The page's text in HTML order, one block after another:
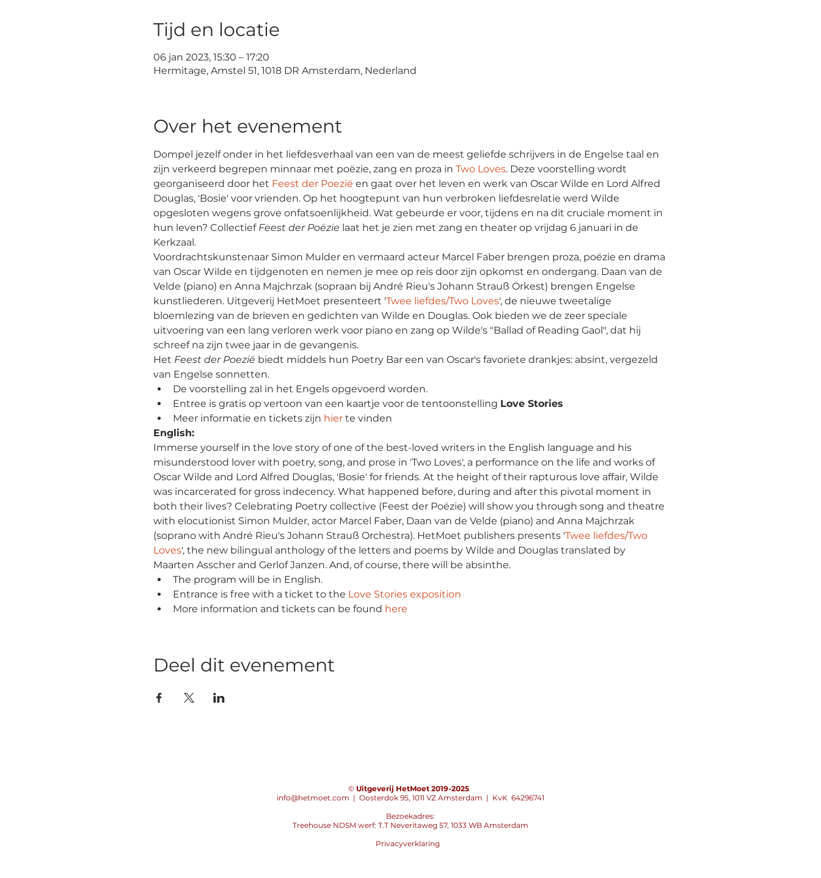
Tijd en locatie
06 jan 2023, 15:30 – 17:20
Hermitage, Amstel 51, 1018 DR Amsterdam, Nederland
Over het evenement
Dompel jezelf onder in het liefdesverhaal van een van de meest geliefde schrijvers in de Engelse taal en
zijn verkeerd begrepen minnaar met poëzie, zang en proza ​​in Two Loves. Deze voorstelling wordt
georganiseerd door het Feest der Poezië en gaat over het leven en werk van Oscar Wilde en Lord Alfred
Douglas, 'Bosie' voor vrienden. Op het hoogtepunt van hun verbroken liefdesrelatie werd Wilde
opgesloten wegens grove onfatsoenlijkheid. Wat gebeurde er voor, tijdens en na dit cruciale moment in
hun leven? Collectief Feest der Poëzie laat het je zien met zang en theater op vrijdag 6 januari in de
Kerkzaal.
Voordrachtskunstenaar Simon Mulder en vermaard acteur Marcel Faber brengen proza, poëzie en drama
van Oscar Wilde en tijdgenoten en nemen je mee op reis door zijn opkomst en ondergang. Daan van de
Velde (piano) en Anna Majchrzak (sopraan bij André Rieu's Johann Strauß Orkest) brengen Engelse
kunstliederen. Uitgeverij HetMoet presenteert 'Twee liefdes/Two Loves', de nieuwe tweetalige
bloemlezing van de brieven en gedichten van Wilde en Douglas. Ook bieden we de zeer speciale
uitvoering van een lang verloren werk voor piano en zang op Wilde's "Ballad of Reading Gaol", dat hij
schreef na zijn twee jaar in de gevangenis.
Het Feest der Poezië biedt middels hun Poetry Bar een van Oscar's favoriete drankjes: absint, vergezeld
van Engelse sonnetten.
De voorstelling zal in het Engels opgevoerd worden.
Entree is gratis op vertoon van een kaartje voor de tentoonstelling Love Stories
Meer informatie en tickets zijn hier te vinden
English:
Immerse yourself in the love story of one of the best-loved writers in the English language and his
misunderstood lover with poetry, song, and prose in 'Two Loves', a performance on the life and works of
Oscar Wilde and Lord Alfred Douglas, 'Bosie' for friends. At the height of their rapturous love affair, Wilde
was incarcerated for gross indecency. What happened before, during and after this pivotal moment in
both their lives? Celebrating Poetry collective (Feest der Poëzie) will show you through song and theatre
with elocutionist Simon Mulder, actor Marcel Faber, Daan van de Velde (piano) and Anna Majchrzak
(soprano with André Rieu's Johann Strauß Orchestra). HetMoet publishers presents 'Twee liefdes/Two
Loves', the new bilingual anthology of the letters and poems by Wilde and Douglas translated by
Maarten Asscher and Gerlof Janzen. And, of course, there will be absinthe.
The program will be in English.
Entrance is free with a ticket to the Love Stories exposition
More information and tickets can be found here
Deel dit evenement
© Uitgeverij HetMoet 2019-2025
info@hetmoet.com | Oosterdok 95, 1011 VZ Amsterdam | KvK 64296741
Bezoekadres:
Treehouse NDSM werf: T.T Neveritaweg 57, 1033 WB Amsterdam
Privacyverklaring